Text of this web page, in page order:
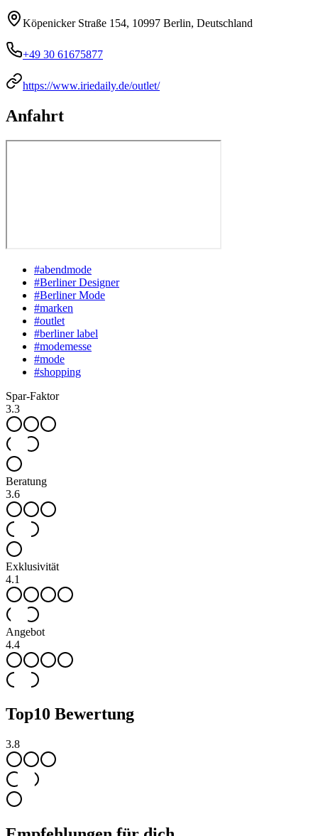
Köpenicker Straße 154, 10997 Berlin, Deutschland
+49 30 61675877
https://www.iriedaily.de/outlet/
Anfahrt
#abendmode
#Berliner Designer
#Berliner Mode
#marken
#outlet
#berliner label
#modemesse
#mode
#shopping
Spar-Faktor
3.3
Beratung
3.6
Exklusivität
4.1
Angebot
4.4
Top10 Bewertung
3.8